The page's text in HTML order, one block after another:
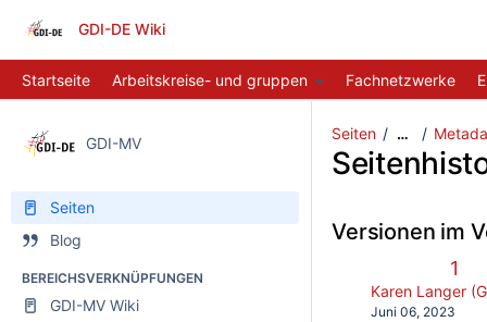
GDI-DE Wiki
Startseite Arbeitskreise- und gruppen Fachnetzwerke
GDI-MV
Seiten
Blog
BEREICHSVERKNÜPFUNGEN
GDI-MV Wiki
Seiten …
Versionen im
Alte
1
Karen Langer
Gespeichert
Juni 06, 2023